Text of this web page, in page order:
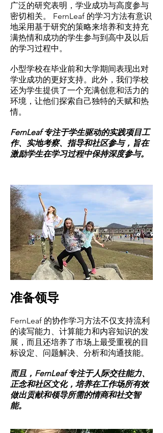
广泛的研究表明，学业成功与高度参与
密切相关。 FernLeaf 的学习方法有意识
地采用基于研究的策略来培养和支持充
满热情和成功的学生参与到高中及以后
的学习过程中。
小型学校在毕业前和大学期间表现出对
学业成功的更好支持。此外，我们学校
还为学生提供了一个充满创意和活力的
环境，让他们探索自己独特的天赋和热
情。
FernLeaf 专注于学生驱动的实践项目工
作、实地考察、指导和社区参与，旨在
激励学生在学习过程中保持深度参与。
准备领导
FernLeaf 的协作学习方法不仅支持流利
的读写能力、计算能力和内容知识的发
展，而且还培养了市场上最受重视的目
标设定、问题解决、分析和沟通技能。
而且，FernLeaf 专注于人际交往能力、
正念和社区文化，培养在工作场所有效
做出贡献和领导所需的情商和社交智
能。